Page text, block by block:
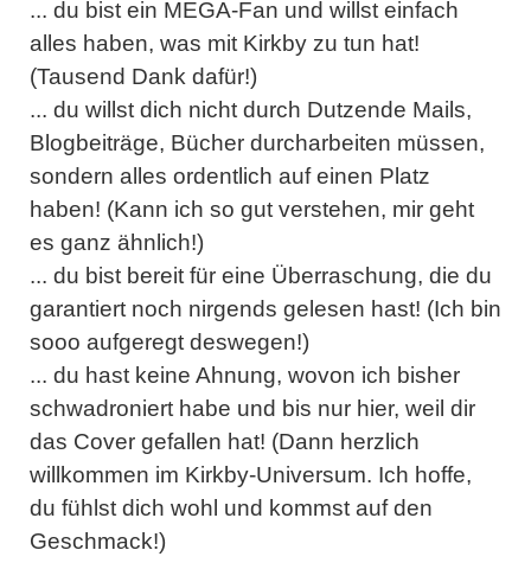
... du bist ein MEGA-Fan und willst einfach
alles haben, was mit Kirkby zu tun hat!
(Tausend Dank dafür!)
... du willst dich nicht durch Dutzende Mails,
Blogbeiträge, Bücher durcharbeiten müssen,
sondern alles ordentlich auf einen Platz
haben! (Kann ich so gut verstehen, mir geht
es ganz ähnlich!)
... du bist bereit für eine Überraschung, die du
garantiert noch nirgends gelesen hast! (Ich bin
sooo aufgeregt deswegen!)
... du hast keine Ahnung, wovon ich bisher
schwadroniert habe und bis nur hier, weil dir
das Cover gefallen hat! (Dann herzlich
willkommen im Kirkby-Universum. Ich hoffe,
du fühlst dich wohl und kommst auf den
Geschmack!)